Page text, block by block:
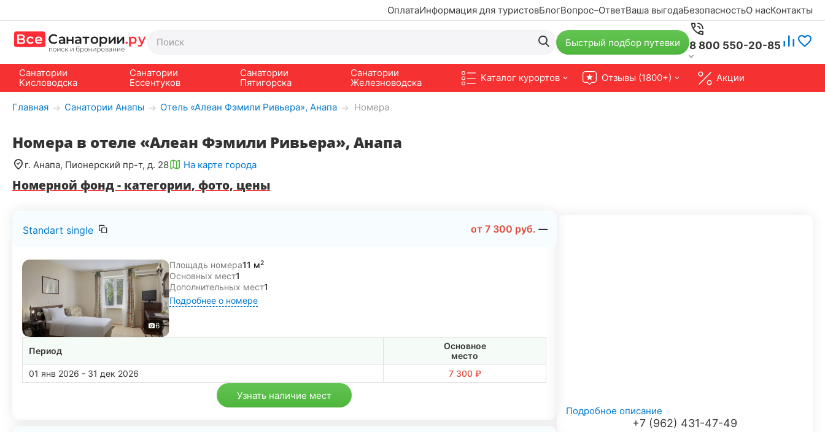
ОплатаИнформация для туристовБлогВопрос–ОтветВаша выгодаБезопасностьО насКонтакты
Быстрый подбор путевки 8 800 550-20-85
Санатории
Кисловодска
Санатории
Ессентуков
Санатории
Пятигорска
Санатории
Железноводска
Каталог курортов Отзывы (1800+) Акции
Главная → Санатории Анапы → Отель «Алеан Фэмили Ривьера», Анапа → Номера
Номера в отеле «Алеан Фэмили Ривьера», Анапа
г. Анапа, Пионерский пр-т, д. 28 На карте города
Подробное описание
+7 (962) 431-47-49
Номерной фонд - категории, фото, цены
Standart single от 7 300 руб.
6
Площадь номера11 м2
Основных мест1
Дополнительных мест1
Подробнее о номере
Период
Основное
место
01 янв 2026 - 31 дек 2026
7 300 ₽
Узнать наличие мест